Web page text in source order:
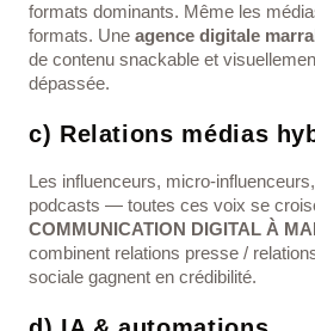
formats dominants. Même les
formats. Une agence digitale
de contenu snackable et
dépassée.
c) Relations médias
Les influenceurs, micro-
podcasts — toutes ces voix se
COMMUNICATION DIGITAL À
combinent relations presse /
sociale gagnent en crédibilité.